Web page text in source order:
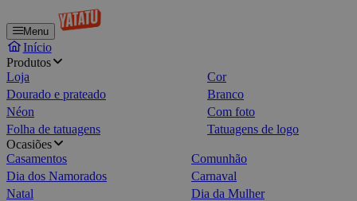
Menu
Início
Produtos
Loja
Cor
Dourado e prateado
Branco
Néon
Com foto
Folha de tatuagens
Tatuagens de logo
Ocasiões
Casamentos
Comunhão
Dia dos Namorados
Carnaval
Natal
Dia da Mulher